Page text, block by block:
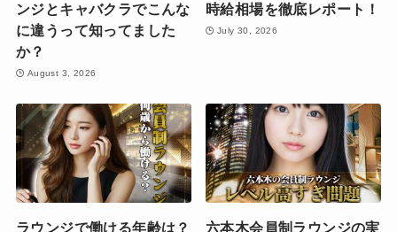
ンジとキャバクラでこんな
に違うって知ってました
か？
August 3, 2026
時給相場を徹底レポート！
July 30, 2026
ラウンジで働ける年齢は？
六本木会員制ラウンジの実